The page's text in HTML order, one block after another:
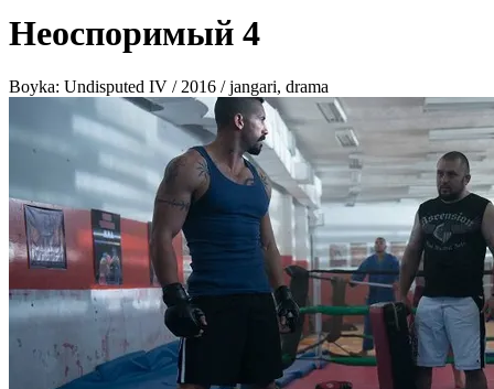
Неоспоримый 4
Boyka: Undisputed IV / 2016 / jangari, drama